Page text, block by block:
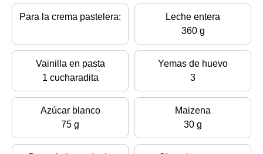
Para la crema pastelera:
Leche entera
360 g
Vainilla en pasta
1 cucharadita
Yemas de huevo
3
Azúcar blanco
75 g
Maizena
30 g